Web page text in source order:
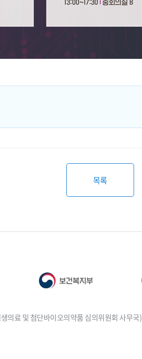
목록
의료 및 첨단바이오의약품 심의위원회 사무국)